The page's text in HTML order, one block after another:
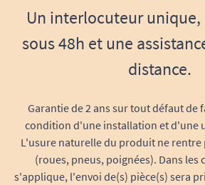
Un interlocuteur unique,
sous 48h et une
distance.
Garantie de 2 ans sur tout défaut de
condition d'une installation et d'une
L'usure naturelle du produit ne rentre
(roues, pneus, poignées). Dans les
s'applique, l'envoi de(s) pièce(s) sera